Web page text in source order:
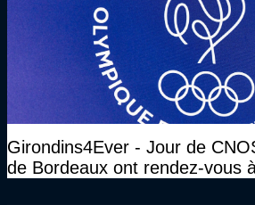
Girondins4Ever - Jour de
de Bordeaux ont rendez-vous